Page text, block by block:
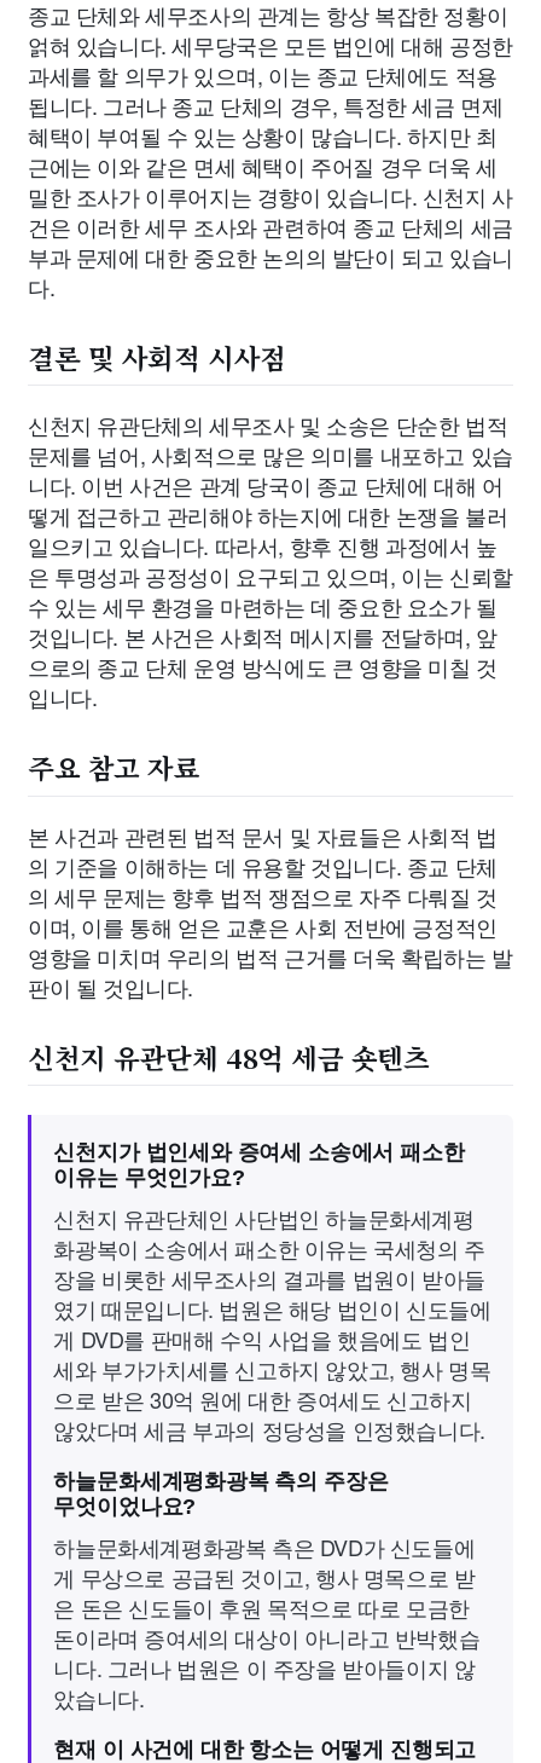
종교 단체와 세무조사의 관계는 항상 복잡한 정황이
얽혀 있습니다. 세무당국은 모든 법인에 대해 공정한
과세를 할 의무가 있으며, 이는 종교 단체에도 적용
됩니다. 그러나 종교 단체의 경우, 특정한 세금 면제
혜택이 부여될 수 있는 상황이 많습니다. 하지만 최
근에는 이와 같은 면세 혜택이 주어질 경우 더욱 세
밀한 조사가 이루어지는 경향이 있습니다. 신천지 사
건은 이러한 세무 조사와 관련하여 종교 단체의 세금
부과 문제에 대한 중요한 논의의 발단이 되고 있습니
다.
결론 및 사회적 시사점
신천지 유관단체의 세무조사 및 소송은 단순한 법적
문제를 넘어, 사회적으로 많은 의미를 내포하고 있습
니다. 이번 사건은 관계 당국이 종교 단체에 대해 어
떻게 접근하고 관리해야 하는지에 대한 논쟁을 불러
일으키고 있습니다. 따라서, 향후 진행 과정에서 높
은 투명성과 공정성이 요구되고 있으며, 이는 신뢰할
수 있는 세무 환경을 마련하는 데 중요한 요소가 될
것입니다. 본 사건은 사회적 메시지를 전달하며, 앞
으로의 종교 단체 운영 방식에도 큰 영향을 미칠 것
입니다.
주요 참고 자료
본 사건과 관련된 법적 문서 및 자료들은 사회적 법
의 기준을 이해하는 데 유용할 것입니다. 종교 단체
의 세무 문제는 향후 법적 쟁점으로 자주 다뤄질 것
이며, 이를 통해 얻은 교훈은 사회 전반에 긍정적인
영향을 미치며 우리의 법적 근거를 더욱 확립하는 발
판이 될 것입니다.
신천지 유관단체 48억 세금 숏텐츠
신천지가 법인세와 증여세 소송에서 패소한
이유는 무엇인가요?
신천지 유관단체인 사단법인 하늘문화세계평
화광복이 소송에서 패소한 이유는 국세청의 주
장을 비롯한 세무조사의 결과를 법원이 받아들
였기 때문입니다. 법원은 해당 법인이 신도들에
게 DVD를 판매해 수익 사업을 했음에도 법인
세와 부가가치세를 신고하지 않았고, 행사 명목
으로 받은 30억 원에 대한 증여세도 신고하지
않았다며 세금 부과의 정당성을 인정했습니다.
하늘문화세계평화광복 측의 주장은
무엇이었나요?
하늘문화세계평화광복 측은 DVD가 신도들에
게 무상으로 공급된 것이고, 행사 명목으로 받
은 돈은 신도들이 후원 목적으로 따로 모금한
돈이라며 증여세의 대상이 아니라고 반박했습
니다. 그러나 법원은 이 주장을 받아들이지 않
았습니다.
현재 이 사건에 대한 항소는 어떻게 진행되고